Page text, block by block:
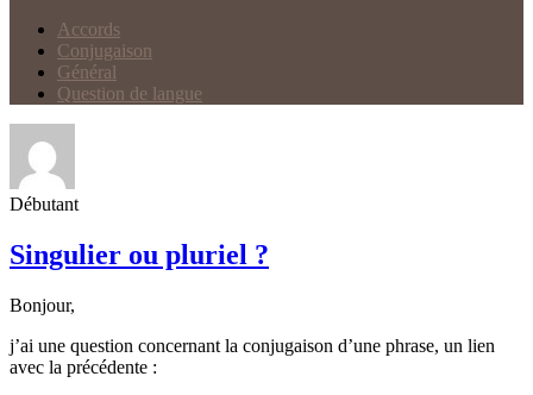
Accords
Conjugaison
Général
Question de langue
Débutant
Singulier ou pluriel ?
Bonjour,
j’ai une question concernant la conjugaison d’une phrase, un lien
avec la précédente :